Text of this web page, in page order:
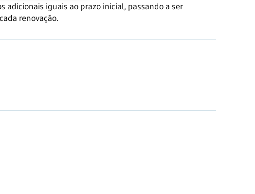
adicionais iguais ao prazo inicial, passando a ser
renovação.